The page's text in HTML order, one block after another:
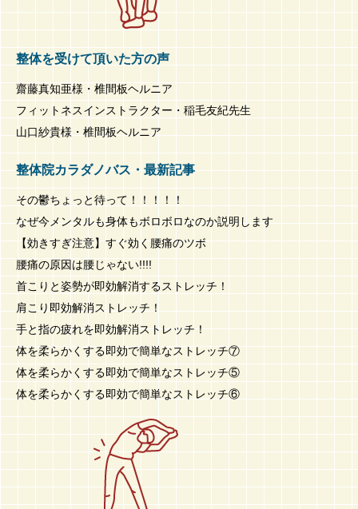
整体を受けて頂いた方の声
齋藤真知亜様・椎間板ヘルニア
フィットネスインストラクター・稲毛友紀先生
山口紗貴様・椎間板ヘルニア
整体院カラダノバス・最新記事
その鬱ちょっと待って！！！！！
なぜ今メンタルも身体もボロボロなのか説明します
【効きすぎ注意】すぐ効く腰痛のツボ
腰痛の原因は腰じゃない!!!!
首こりと姿勢が即効解消するストレッチ！
肩こり即効解消ストレッチ！
手と指の疲れを即効解消ストレッチ！
体を柔らかくする即効で簡単なストレッチ⑦
体を柔らかくする即効で簡単なストレッチ⑤
体を柔らかくする即効で簡単なストレッチ⑥